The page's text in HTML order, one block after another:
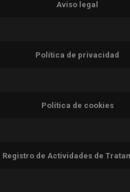
Aviso legal
Política de privacidad
Política de cookies
Registro de Actividades de